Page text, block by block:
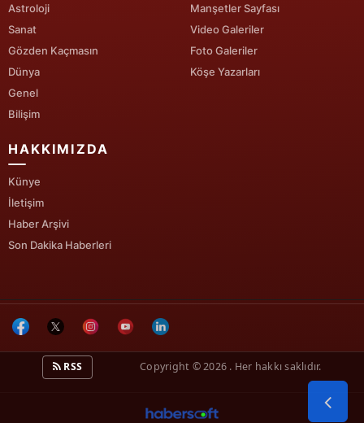
Ardahan
Iğdır
Astroloji
Sanat
Gözden Kaçmasın
Dünya
Genel
Bilişim
Manşetler Sayfası
Video Galeriler
Foto Galeriler
Köşe Yazarları
HAKKIMIZDA
Künye
İletişim
Haber Arşivi
Son Dakika Haberleri
RSS Copyright © 2026 . Her hakkı saklıdır.